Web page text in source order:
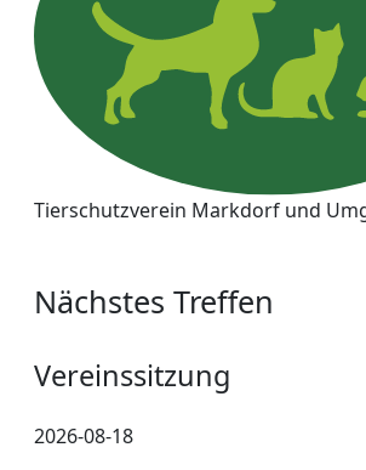
Tierschutzverein Markdorf und
Nächstes Treffen
Vereinssitzung
2026-08-18